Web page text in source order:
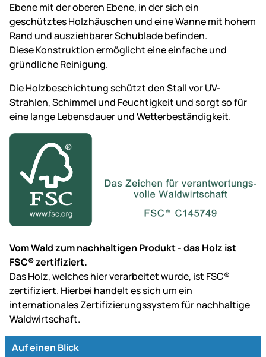
Ebene mit der oberen Ebene, in der sich ein
geschütztes Holzhäuschen und eine Wanne mit hohem
Rand und ausziehbarer Schublade befinden.
Diese Konstruktion ermöglicht eine einfache und
gründliche Reinigung.
Die Holzbeschichtung schützt den Stall vor UV-
Strahlen, Schimmel und Feuchtigkeit und sorgt so für
eine lange Lebensdauer und Wetterbeständigkeit.
Vom Wald zum nachhaltigen Produkt - das Holz ist
FSC® zertifiziert.
Das Holz, welches hier verarbeitet wurde, ist FSC®
zertifiziert. Hierbei handelt es sich um ein
internationales Zertifizierungssystem für nachhaltige
Waldwirtschaft.
Auf einen Blick